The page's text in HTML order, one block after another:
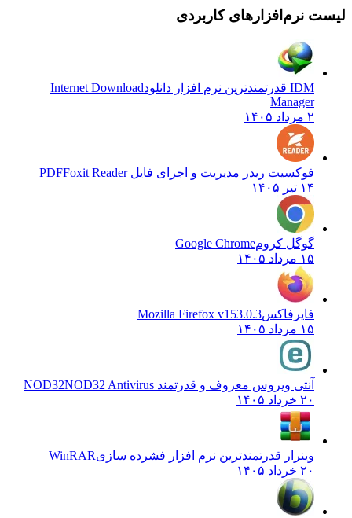
لیست نرم‌افزارهای کاربردی
IDM قدرتمندترین نرم افزار دانلود
Internet Download
Manager
۲ مرداد ۱۴۰۵
فوکسیت ریدر مدیریت و اجرای فایل PDFFoxit Reader
۱۴ تیر ۱۴۰۵
گوگل کرومGoogle Chrome
۱۵ مرداد ۱۴۰۵
فایرفاکسMozilla Firefox v153.0.3
۱۵ مرداد ۱۴۰۵
آنتی ویروس معروف و قدرتمند NOD32 NOD32 Antivirus
۲۰ خرداد ۱۴۰۵
وینرار قدرتمندترین نرم افزار فشرده سازیWinRAR
۲۰ خرداد ۱۴۰۵